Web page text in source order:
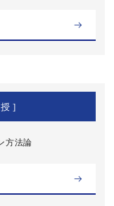
]
方法論